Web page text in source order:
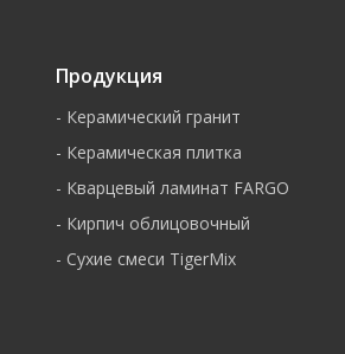
Продукция
- Керамический гранит
- Керамическая плитка
- Кварцевый ламинат FARGO
- Кирпич облицовочный
- Сухие смеси TigerMix